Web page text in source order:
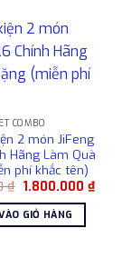
này
có
nhiều
biến
Các
tùy
chọn
có
thể
được
COMBO
2 món JiFeng
Hãng Làm Quà
phí khắc tên)
₫ Giá
là:
2.900.000 ₫.
1.800.000 ₫Giá
hiện
GIỎ HÀNG